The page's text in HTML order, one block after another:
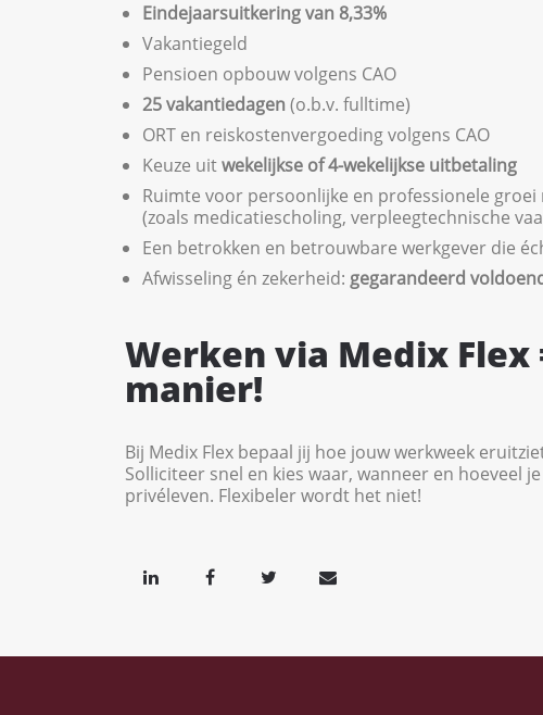
Eindejaarsuitkering van 8,33%
Vakantiegeld
Pensioen opbouw volgens CAO
25 vakantiedagen(o.b.v. fulltime)
ORT en reiskostenvergoeding volgens CAO
Keuze uitwekelijkse of 4-wekelijkse uitbetaling
Ruimte voor persoonlijke en professionele groei
(zoals medicatiescholing, verpleegtechnische
Een betrokken en betrouwbare werkgever die
Afwisseling én zekerheid: gegarandeerd
Werken via Medix
manier!
Bij Medix Flex bepaal jij hoe jouw werkweek
Solliciteer snel en kies waar, wanneer en hoeveel
privéleven. Flexibeler wordt het niet!